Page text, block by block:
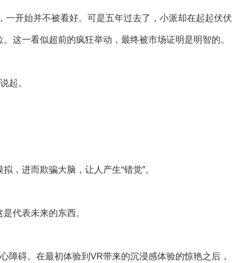
一开始并不被看好。可是五年过去了，小派却在起起伏伏
这一看似超前的疯狂举动，最终被市场证明是明智的。
起。
，进而欺骗大脑，让人产生“错觉”。
代表未来的东西。
障碍。在最初体验到VR带来的沉浸感体验的惊艳之后，